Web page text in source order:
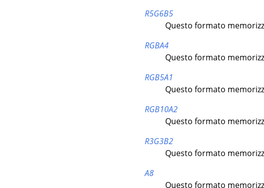
R5G6B5
Questo formato
RGBA4
Questo formato
RGB5A1
Questo formato
RGB10A2
Questo formato
R3G3B2
Questo formato
A8
Questo formato